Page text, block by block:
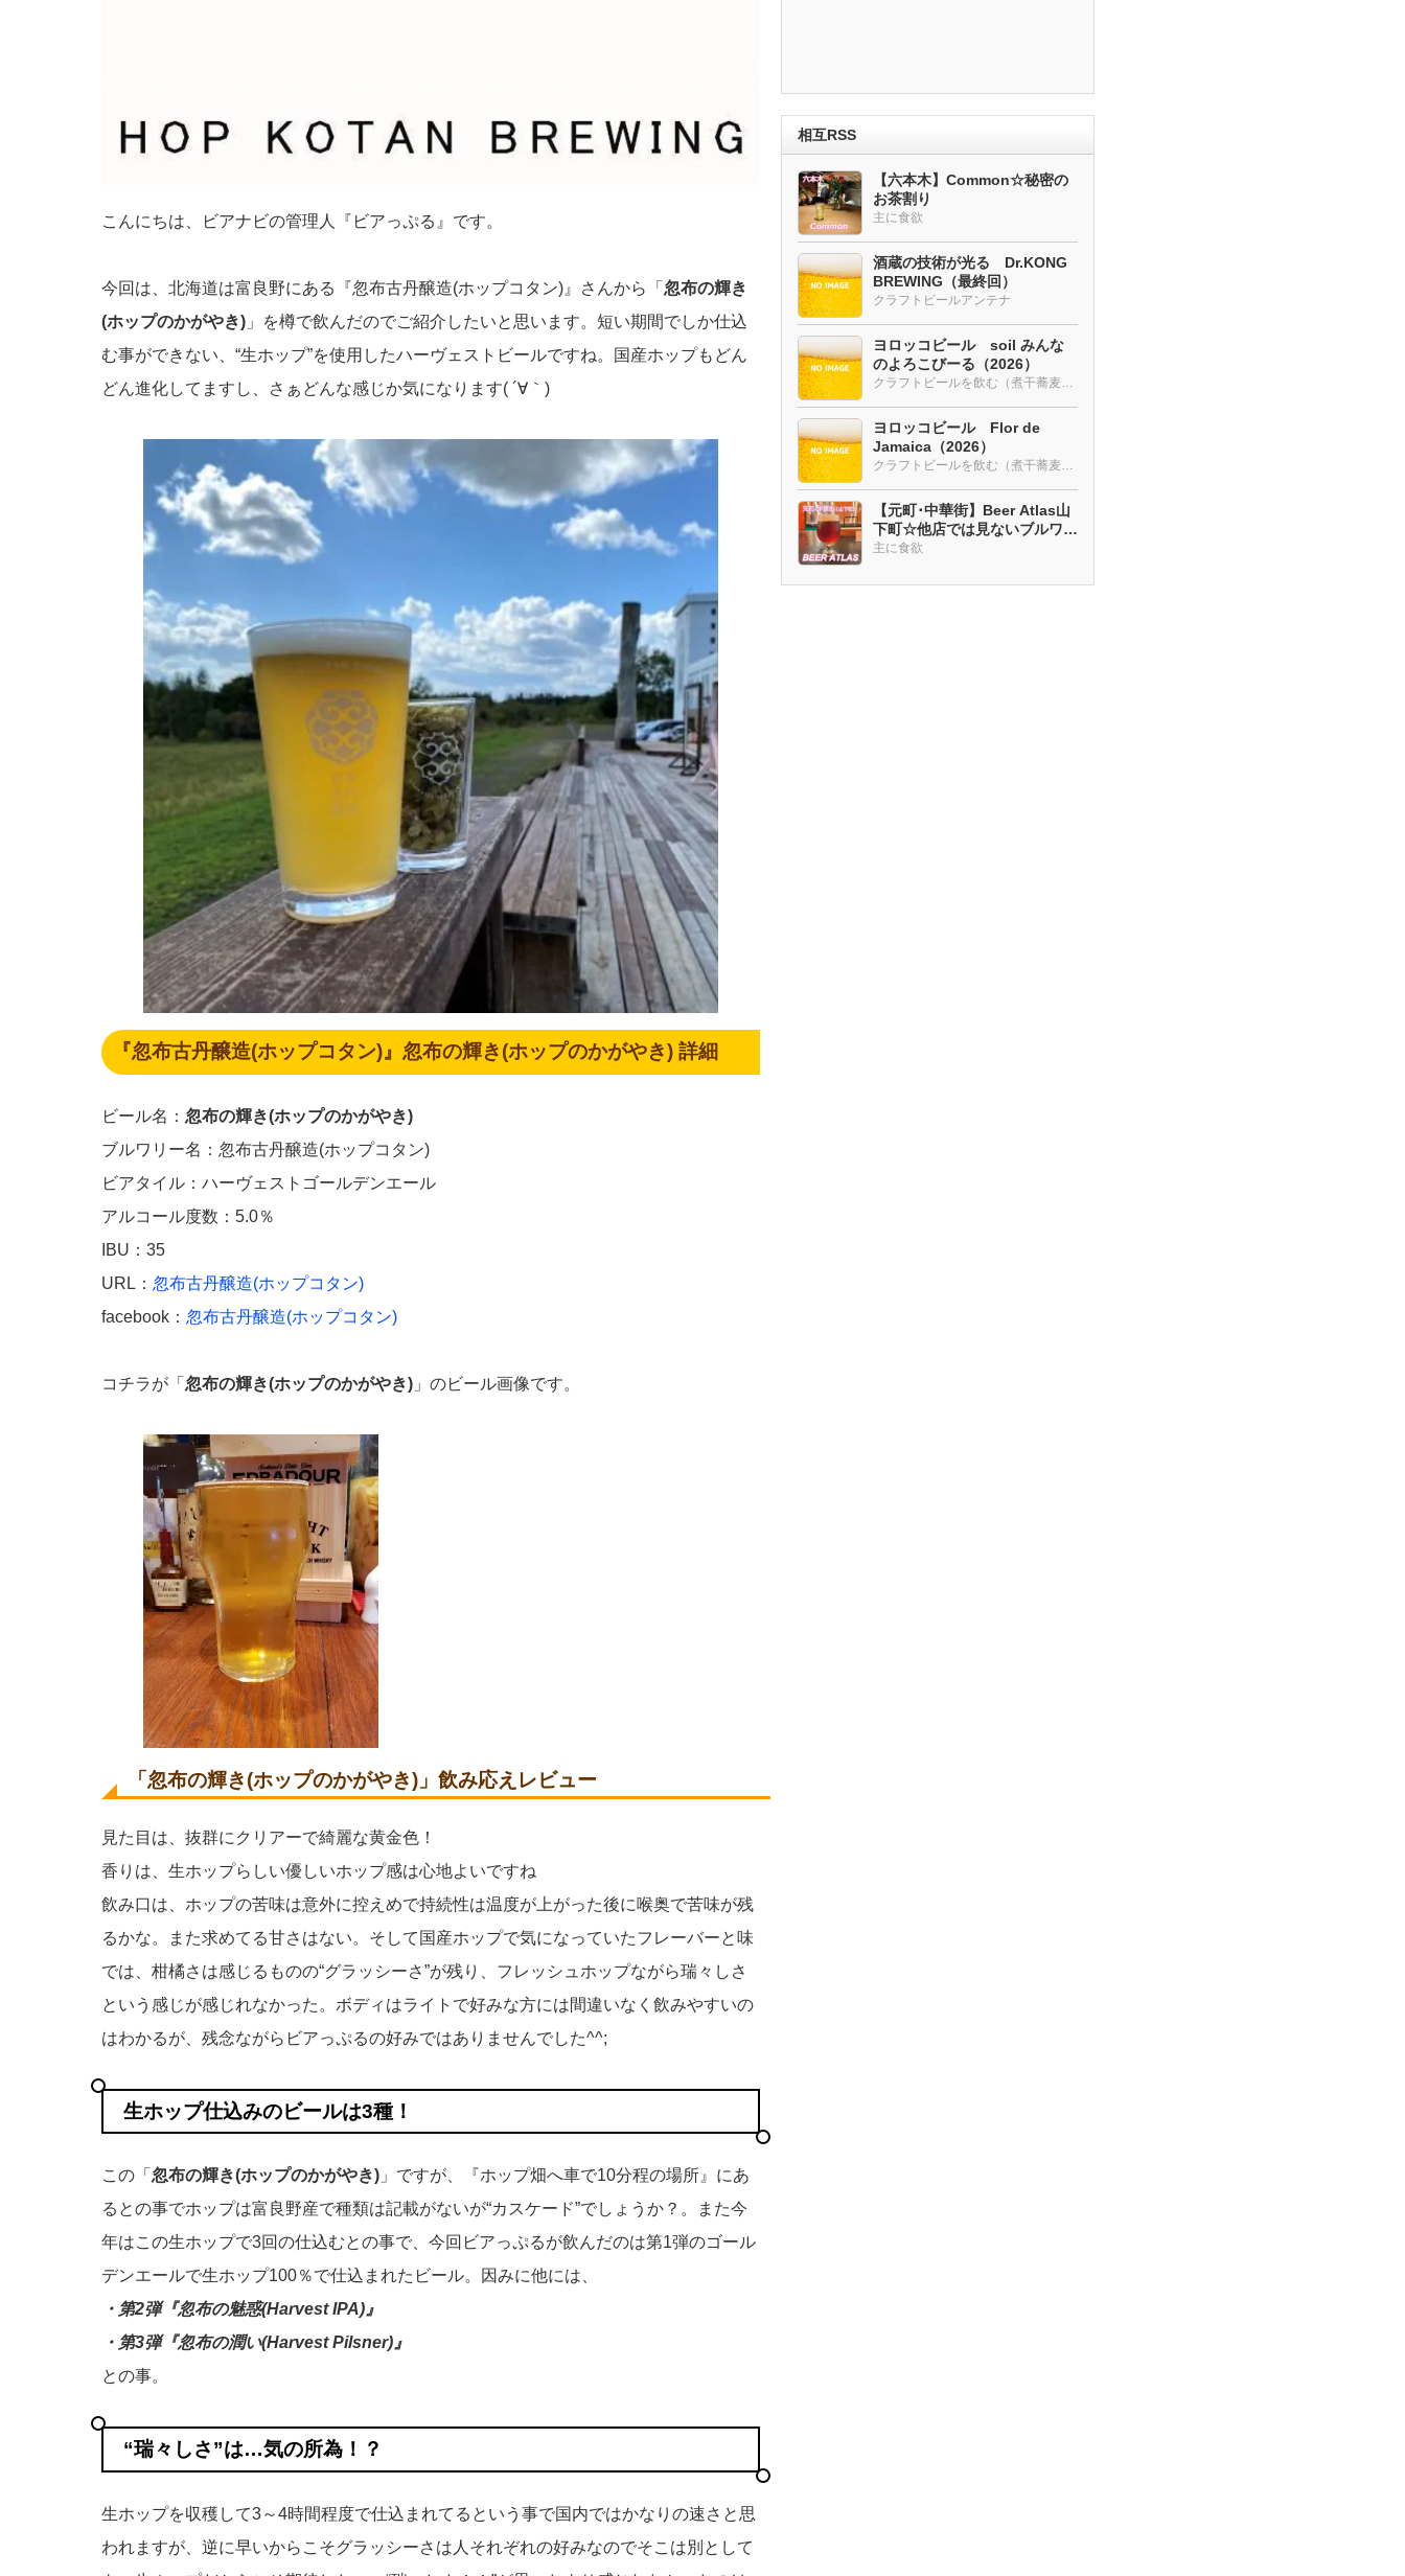
こんにちは、ビアナビの管理人『ビアっぷる』です。
今回は、北海道は富良野にある『忽布古丹醸造(ホップコタン)』さんから「 忽布の輝き
(ホップのかがやき) 」を樽で飲んだのでご紹介したいと思います。短い期間でしか仕込
む事ができない、“生ホップ”を使用したハーヴェストビールですね。国産ホップもどん
どん進化してますし、さぁどんな感じか気になります( ´∀｀)
『忽布古丹醸造(ホップコタン)』 忽布の輝き(ホップのかがやき)詳細
ビール名： 忽布の輝き(ホップのかがやき)
ブルワリー名：忽布古丹醸造(ホップコタン)
ビアタイル：ハーヴェストゴールデンエール
アルコール度数：5.0％
IBU：35
URL： 忽布古丹醸造(ホップコタン)
facebook： 忽布古丹醸造(ホップコタン)
コチラが「 忽布の輝き(ホップのかがやき) 」のビール画像です。
「忽布の輝き(ホップのかがやき) 」飲み応えレビュー
見た目は、抜群にクリアーで綺麗な黄金色！
香りは、生ホップらしい優しいホップ感は心地よいですね
飲み口は、ホップの苦味は意外に控えめで持続性は温度が上がった後に喉奥で苦味が残
るかな。また求めてる甘さはない。そして国産ホップで気になっていたフレーバーと味
では、柑橘さは感じるものの“グラッシーさ”が残り、フレッシュホップながら瑞々しさ
という感じが感じれなかった。ボディはライトで好みな方には間違いなく飲みやすいの
はわかるが、残念ながらビアっぷるの好みではありませんでした^^;
生ホップ仕込みのビールは3種！
この「 忽布の輝き(ホップのかがやき) 」ですが、『ホップ畑へ車で10分程の場所』にあ
るとの事でホップは富良野産で種類は記載がないが“カスケード”でしょうか？。また今
年はこの生ホップで3回の仕込むとの事で、今回ビアっぷるが飲んだのは第1弾のゴール
デンエールで生ホップ100％で仕込まれたビール。因みに他には、
・第2弾『忽布の魅惑(Harvest IPA)』
・第3弾『忽布の潤い(Harvest Pilsner)』
との事。
“瑞々しさ”は…気の所為！？
生ホップを収穫して3～4時間程度で仕込まれてるという事で国内ではかなりの速さと思
われますが、逆に早いからこそグラッシーさは人それぞれの好みなのでそこは別として
相互RSS
【六本木】Common☆秘密の
お茶割り
主に食欲
酒蔵の技術が光る Dr.KONG
BREWING（最終回）
クラフトビールアンテナ
ヨロッコビール soil みんな
のよろこびーる（2026）
クラフトビールを飲む（煮干蕎麦も・・・）
ヨロッコビール Flor de
Jamaica（2026）
クラフトビールを飲む（煮干蕎麦も・・・）
【元町･中華街】Beer Atlas山
下町☆他店では見ないブルワリ
ー多め
主に食欲